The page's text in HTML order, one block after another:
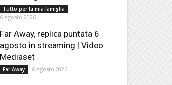
Tutto per la mia famiglia
6 Agosto 2026
Far Away, replica puntata 6
agosto in streaming | Video
Mediaset
Far Away 6 Agosto 2026